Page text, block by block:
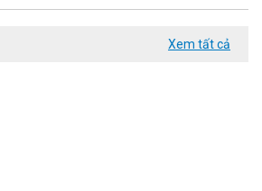
Xem tất cả